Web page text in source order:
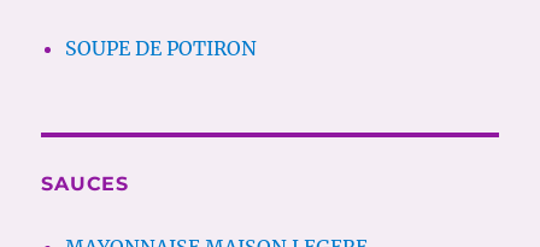
SOUPE DE POTIRON
SAUCES